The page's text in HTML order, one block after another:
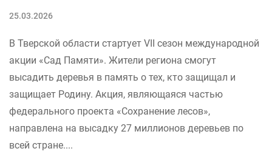
25.03.2026
В Тверской области стартует VII сезон международной
акции «Сад Памяти». Жители региона смогут
высадить деревья в память о тех, кто защищал и
защищает Родину. Акция, являющаяся частью
федерального проекта «Сохранение лесов»,
направлена на высадку 27 миллионов деревьев по
всей стране....